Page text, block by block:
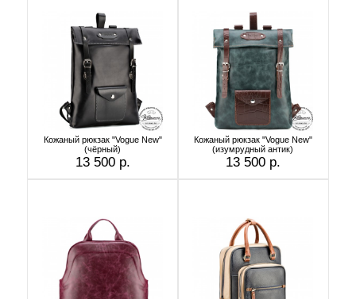
Кожаный рюкзак "Vogue New"
(чёрный)
13 500 р.
Кожаный рюкзак "Vogue New"
(изумрудный антик)
13 500 р.